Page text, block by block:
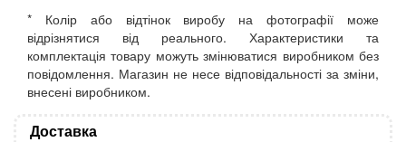
* Колір або відтінок виробу на фотографії може
відрізнятися від реального. Характеристики та
комплектація товару можуть змінюватися виробником без
повідомлення. Магазин не несе відповідальності за зміни,
внесені виробником.
Доставка